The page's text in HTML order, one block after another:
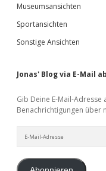
Museumsansichten
Sportansichten
Sonstige Ansichten
Jonas' Blog via E-Mail
Gib Deine E-Mail-
Benachrichtigungen über
Mail-